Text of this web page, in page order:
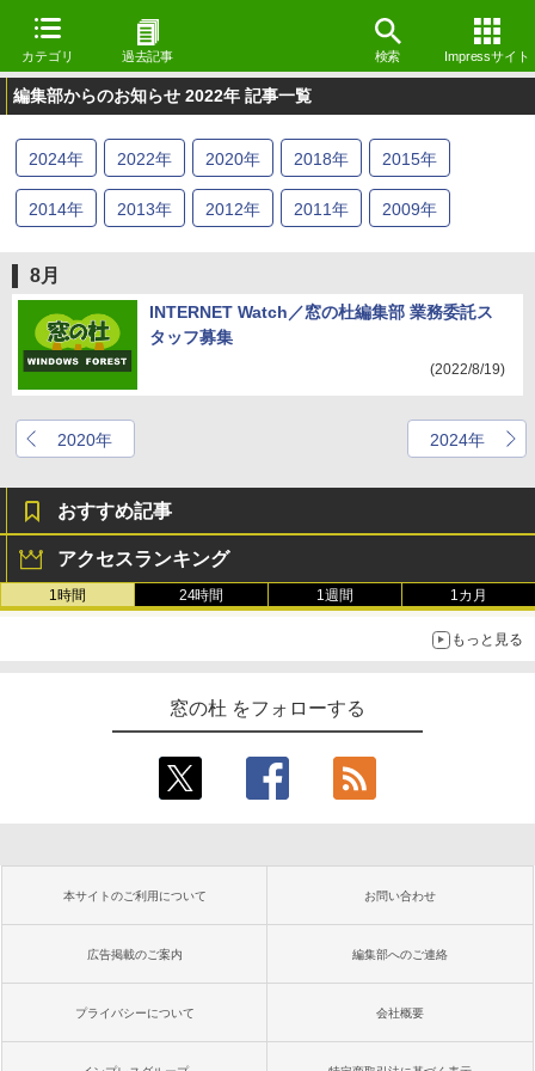
カテゴリ 過去記事 検索 Impressサイト
編集部からのお知らせ 2022年 記事一覧
2024年 2022年 2020年 2018年 2015年
2014年 2013年 2012年 2011年 2009年
8月
INTERNET Watch／窓の杜編集部 業務委託ス
タッフ募集
(2022/8/19)
2020年 2024年
おすすめ記事
アクセスランキング
1時間 24時間 1週間 1カ月
もっと見る
窓の杜 をフォローする
本サイトのご利用について お問い合わせ
広告掲載のご案内 編集部へのご連絡
プライバシーについて 会社概要